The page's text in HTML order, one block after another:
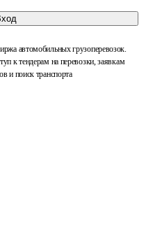
автомобильных грузоперевозок.
к тендерам на перевозки, заявкам
и поиск транспорта